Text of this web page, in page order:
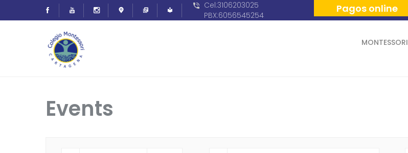
Cel:3106203025
PBX:6056545254
Pagos online
MONTESSORI
Events